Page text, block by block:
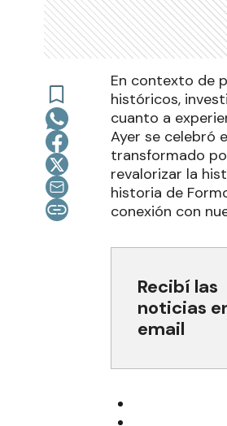
En contexto de
históricos,
cuanto a
Ayer se celebró
transformado
revalorizar la
historia de
conexión con
Recibí las
noticias
email